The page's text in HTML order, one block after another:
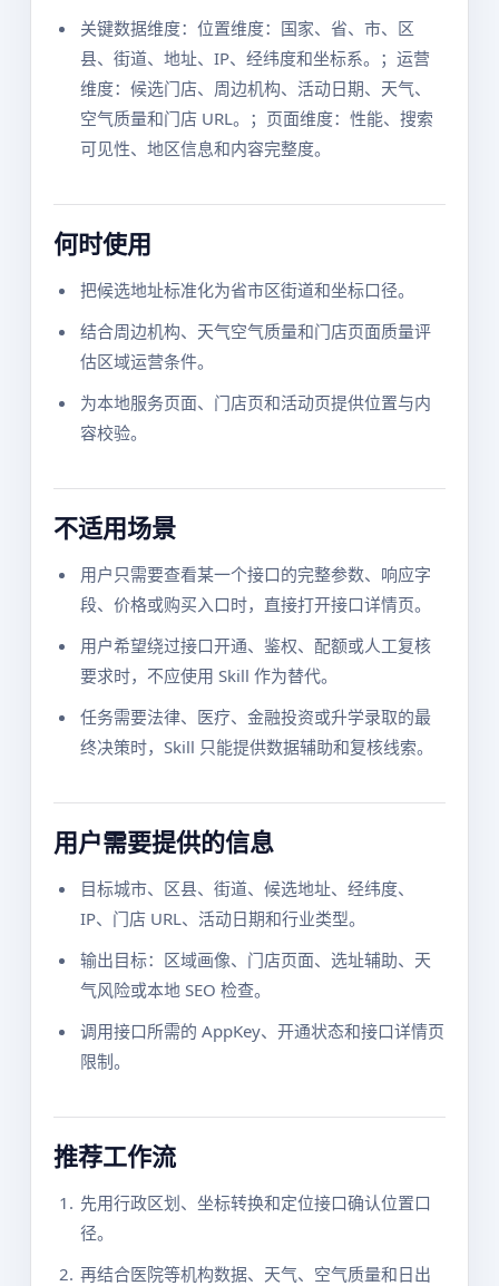
关键数据维度：位置维度：国家、省、市、区
县、街道、地址、IP、经纬度和坐标系。；运营
维度：候选门店、周边机构、活动日期、天气、
空气质量和门店 URL。；页面维度：性能、搜索
可见性、地区信息和内容完整度。
何时使用
把候选地址标准化为省市区街道和坐标口径。
结合周边机构、天气空气质量和门店页面质量评
估区域运营条件。
为本地服务页面、门店页和活动页提供位置与内
容校验。
不适用场景
用户只需要查看某一个接口的完整参数、响应字
段、价格或购买入口时，直接打开接口详情页。
用户希望绕过接口开通、鉴权、配额或人工复核
要求时，不应使用 Skill 作为替代。
任务需要法律、医疗、金融投资或升学录取的最
终决策时，Skill 只能提供数据辅助和复核线索。
用户需要提供的信息
目标城市、区县、街道、候选地址、经纬度、
IP、门店 URL、活动日期和行业类型。
输出目标：区域画像、门店页面、选址辅助、天
气风险或本地 SEO 检查。
调用接口所需的 AppKey、开通状态和接口详情页
限制。
推荐工作流
先用行政区划、坐标转换和定位接口确认位置口
径。
再结合医院等机构数据、天气、空气质量和日出